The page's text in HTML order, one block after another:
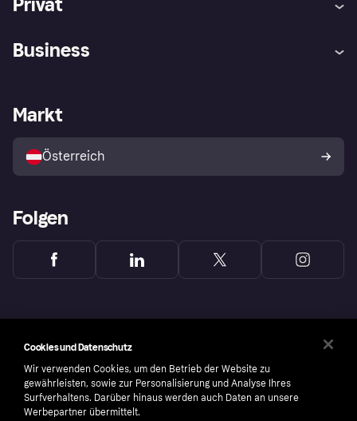
Privat
Shops entdecken
Business
Händlerportal
Markt
Österreich
Folgen
Cookies und Datenschutz
Wir verwenden Cookies, um den Betrieb der Website zu
gewährleisten, sowie zur Personalisierung und Analyse Ihres
Surfverhaltens. Darüber hinaus werden auch Daten an unsere
Werbepartner übermittelt.